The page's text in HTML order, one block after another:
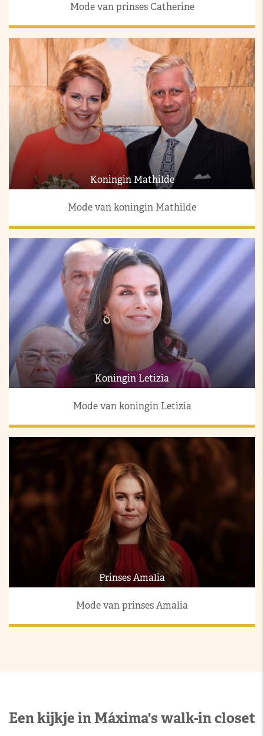
Mode van prinses Catherine
Koningin Mathilde
Mode van koningin Mathilde
Koningin Letizia
Mode van koningin Letizia
Prinses Amalia
Mode van prinses Amalia
Een kijkje in Máxima's walk-in closet